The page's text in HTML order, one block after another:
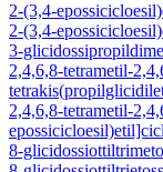
2-(3,4-
2-(3,4-
3-
2,4,6,8-tetrametil-
2,4,6,8-tetrametil-
8-